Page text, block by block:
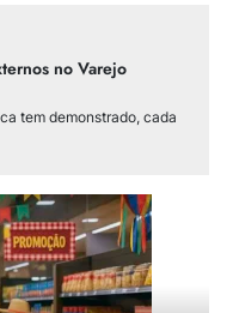
no Varejo
tem demonstrado, cada